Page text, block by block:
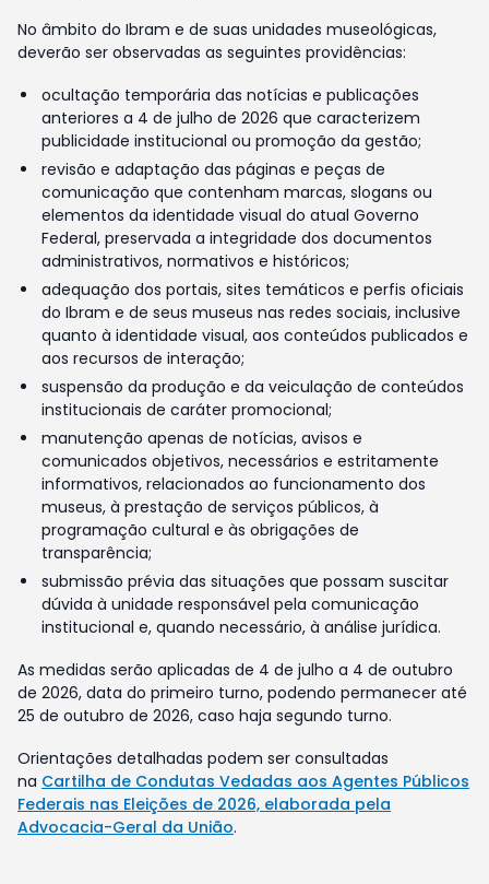
No âmbito do Ibram e de suas unidades museológicas,
deverão ser observadas as seguintes providências:
ocultação temporária das notícias e publicações
anteriores a 4 de julho de 2026 que caracterizem
publicidade institucional ou promoção da gestão;
revisão e adaptação das páginas e peças de
comunicação que contenham marcas, slogans ou
elementos da identidade visual do atual Governo
Federal, preservada a integridade dos documentos
administrativos, normativos e históricos;
adequação dos portais, sites temáticos e perfis oficiais
do Ibram e de seus museus nas redes sociais, inclusive
quanto à identidade visual, aos conteúdos publicados e
aos recursos de interação;
suspensão da produção e da veiculação de conteúdos
institucionais de caráter promocional;
manutenção apenas de notícias, avisos e
comunicados objetivos, necessários e estritamente
informativos, relacionados ao funcionamento dos
museus, à prestação de serviços públicos, à
programação cultural e às obrigações de
transparência;
submissão prévia das situações que possam suscitar
dúvida à unidade responsável pela comunicação
institucional e, quando necessário, à análise jurídica.
As medidas serão aplicadas de 4 de julho a 4 de outubro
de 2026, data do primeiro turno, podendo permanecer até
25 de outubro de 2026, caso haja segundo turno.
Orientações detalhadas podem ser consultadas
na Cartilha de Condutas Vedadas aos Agentes Públicos
Federais nas Eleições de 2026, elaborada pela
Advocacia-Geral da União.